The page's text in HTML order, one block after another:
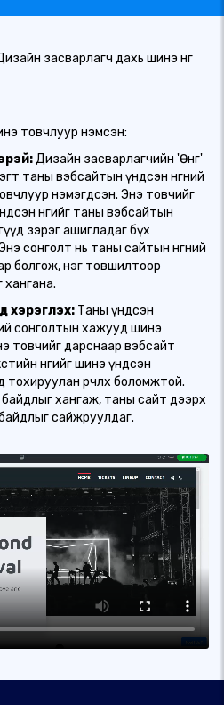
засварлагч дахь шинэ өнгө
товчлуур нэмсэн:
Дизайн засварлагчийн 'Өнгө'
таны вэбсайтын үндсэн өнгөний
нэмэгдсэн. Энэ товчийг
өнгийг таны вэбсайтын
зэрэг ашигладаг бүх
сонголт нь таны сайтын өнгөний
болгож, нэг товшилтоор
хэрэглэх: Таны үндсэн
сонголтын хажууд шинэ
товчийг дарснаар вэбсайт
өнгийг шинэ үндсэн
тохируулан өөрчлөх боломжтой.
байдлыг хангаж, таны сайт дээрх
сайжруулдаг.